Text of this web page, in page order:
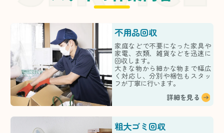
不用品回収
家庭などで不要になった家具や
家電、衣類、雑貨などを迅速に
回収します。
大きな物から細かな物まで幅広
く対応し、分別や梱包もスタッ
フが丁寧に行います。
詳細を見る
粗大ゴミ回収